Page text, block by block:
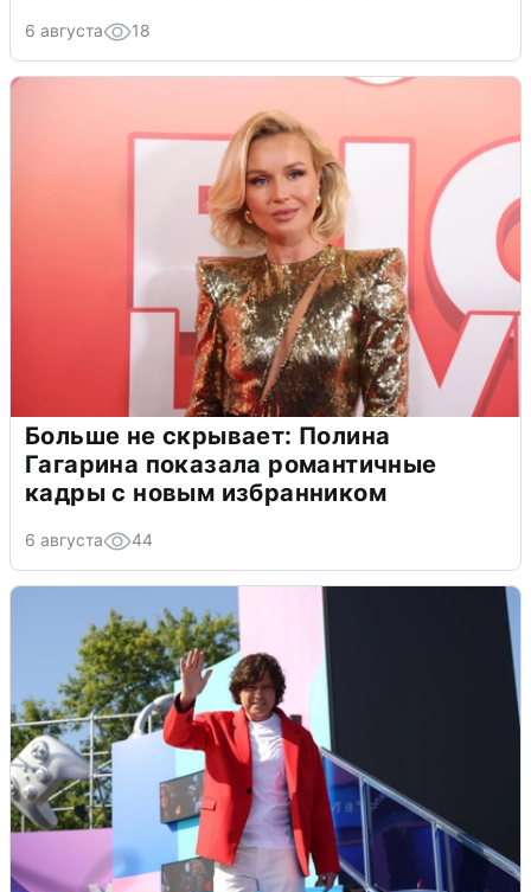
6 августа 18
Больше не скрывает: Полина
Гагарина показала романтичные
кадры с новым избранником
6 августа 44